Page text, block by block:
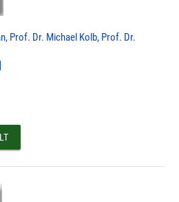
Prof. Dr. Michael Kolb, Prof. Dr.